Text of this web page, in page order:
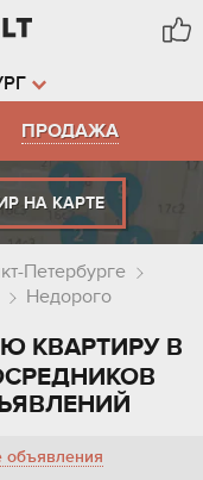
ПРОДАЖА
НА КАРТЕ
Петербурге
Недорого
КВАРТИРУ В